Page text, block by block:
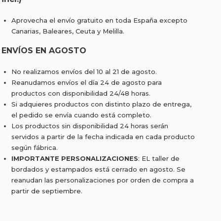
Aprovecha el envío gratuito en toda España excepto
Canarias, Baleares, Ceuta y Melilla.
ENVÍOS EN AGOSTO
No realizamos envíos del 10 al 21 de agosto.
Reanudamos envíos el día 24 de agosto para
productos con disponibilidad 24/48 horas.
Si adquieres productos con distinto plazo de entrega,
el pedido se envía cuando está completo.
Los productos sin disponibilidad 24 horas serán
servidos a partir de la fecha indicada en cada producto
según fábrica.
IMPORTANTE PERSONALIZACIONES: EL taller de
bordados y estampados está cerrado en agosto. Se
reanudan las personalizaciones por orden de compra a
partir de septiembre.